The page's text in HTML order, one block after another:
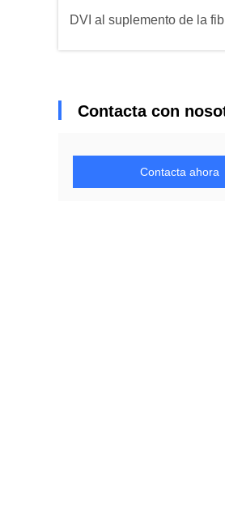
DVI al suplemento de la
Contacta con
Contacta ahora